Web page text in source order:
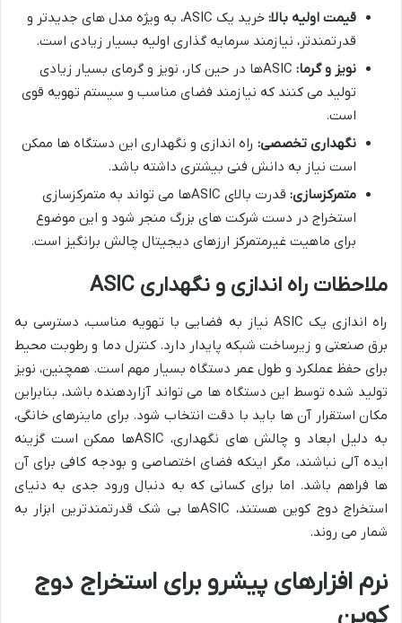
قیمت اولیه بالا:
خرید یک ASIC، به ویژه مدل های جدیدتر و
قدرتمندتر، نیازمند سرمایه گذاری اولیه بسیار زیادی است.
نویز و گرما:
ASICها در حین کار، نویز و گرمای بسیار زیادی
تولید می کنند که نیازمند فضای مناسب و سیستم تهویه قوی
است.
نگهداری تخصصی: راه اندازی و نگهداری این دستگاه ها ممکن
است نیاز به دانش فنی بیشتری داشته باشد.
متمرکزسازی:
قدرت بالای ASICها می تواند به متمرکزسازی
استخراج در دست شرکت های بزرگ منجر شود و این موضوع
برای ماهیت غیرمتمرکز ارزهای دیجیتال چالش برانگیز است.
ملاحظات راه اندازی و نگهداری ASIC
راه اندازی یک ASIC نیاز به فضایی با تهویه مناسب، دسترسی به
برق صنعتی و زیرساخت شبکه پایدار دارد. کنترل دما و رطوبت محیط
برای حفظ عملکرد و طول عمر دستگاه بسیار مهم است. همچنین، نویز
تولید شده توسط این دستگاه ها می تواند آزاردهنده باشد، بنابراین
مکان استقرار آن ها باید با دقت انتخاب شود. برای ماینرهای خانگی،
به دلیل ابعاد و چالش های نگهداری، ASICها ممکن است گزینه
ایده آلی نباشند، مگر اینکه فضای اختصاصی و بودجه کافی برای آن
ها فراهم باشد. اما برای کسانی که به دنبال ورود جدی به دنیای
استخراج دوج کوین هستند، ASICها بی شک قدرتمندترین ابزار به
شمار می روند.
نرم افزارهای پیشرو برای استخراج دوج
کوین